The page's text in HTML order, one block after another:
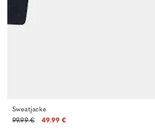
Sweatjacke
99.99 €
49.99 €